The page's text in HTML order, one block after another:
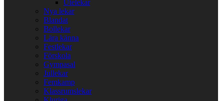
Utelekar
Nya lekar
Blandat
Bollekar
Lära känna
Festlekar
Förskola
Gympasal
Jullekar
Femkamp
Klassrumslekar